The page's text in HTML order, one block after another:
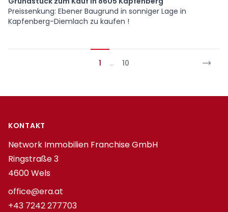
Preissenkung: Ebener Baugrund in sonniger Lage in
Kapfenberg-Diemlach zu kaufen !
1 … 10
Footer
KONTAKT
Network Immobilien Franchise GmbH
Ringstraße 3
4600 Wels
office@era.at
+43 7242 277703